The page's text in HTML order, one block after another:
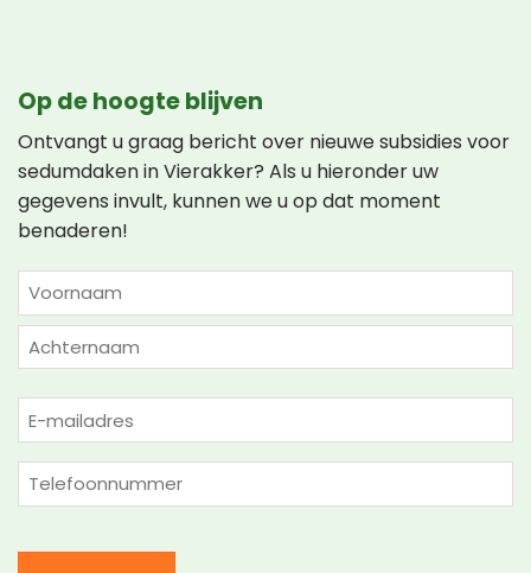
Op de hoogte blijven
Ontvangt u graag bericht over nieuwe subsidies voor
sedumdaken in Vierakker? Als u hieronder uw
gegevens invult, kunnen we u op dat moment
benaderen!
NAAM
(VEREIST)
Voornaam
E-
mailadres
(Vereist)
Telefoon
(Vereist)